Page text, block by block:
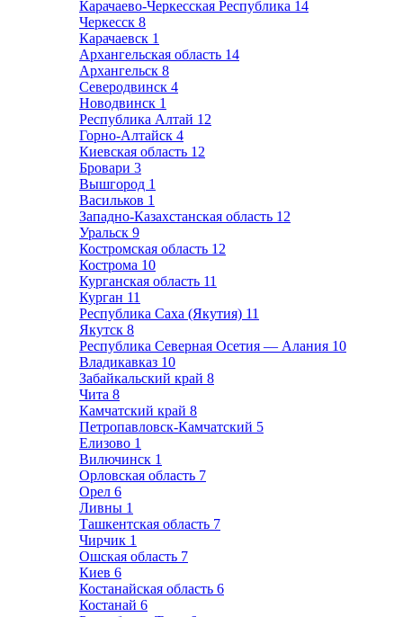
Карачаево-Черкесская Республика 14
Черкесск 8
Карачаевск 1
Архангельская область 14
Архангельск 8
Северодвинск 4
Новодвинск 1
Республика Алтай 12
Горно-Алтайск 4
Киевская область 12
Бровари 3
Вышгород 1
Васильков 1
Западно-Казахстанская область 12
Уральск 9
Костромская область 12
Кострома 10
Курганская область 11
Курган 11
Республика Саха (Якутия) 11
Якутск 8
Республика Северная Осетия — Алания 10
Владикавказ 10
Забайкальский край 8
Чита 8
Камчатский край 8
Петропавловск-Камчатский 5
Елизово 1
Вилючинск 1
Орловская область 7
Орел 6
Ливны 1
Ташкентская область 7
Чирчик 1
Ошская область 7
Киев 6
Костанайская область 6
Костанай 6